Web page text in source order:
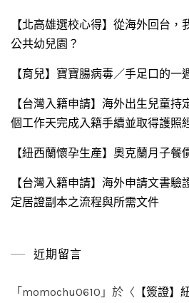
【北高雄選校心得】從海外回台
公共幼兒園？
【育兒】寶寶腸病毒／手足口的一
【台灣入籍申請】海外出生兒童
個工作天完成入籍手續並取得護照
【紐西蘭懷孕生產】奧克蘭月子
【台灣入籍申請】海外申請文書驗
定居證副本之流程與所需文件
近期留言
「 momochu0610 」於〈 【簽證】